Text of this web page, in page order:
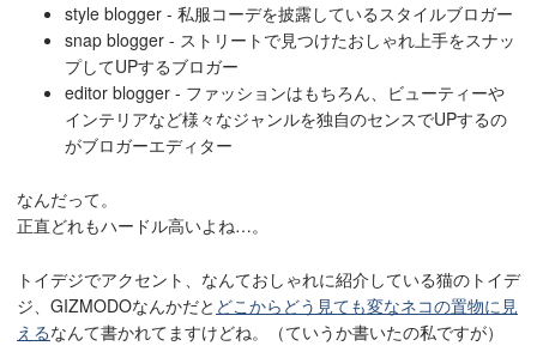
style blogger - 私服コーデを披露しているスタイルブロガー
snap blogger - ストリートで見つけたおしゃれ上手をスナッ
プしてUPするブロガー
editor blogger - ファッションはもちろん、ビューティーや
インテリアなど様々なジャンルを独自のセンスでUPするの
がブロガーエディター
なんだって。
正直どれもハードル高いよね…。
トイデジでアクセント、なんておしゃれに紹介している猫のトイデ
ジ、GIZMODOなんかだと どこからどう見ても変なネコの置物に見
えるなんて書かれてますけどね。（ていうか書いたの私ですが）